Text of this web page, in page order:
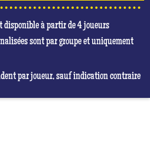
disponible à partir de 4 joueurs
sont par groupe et uniquement
par joueur, sauf indication contraire